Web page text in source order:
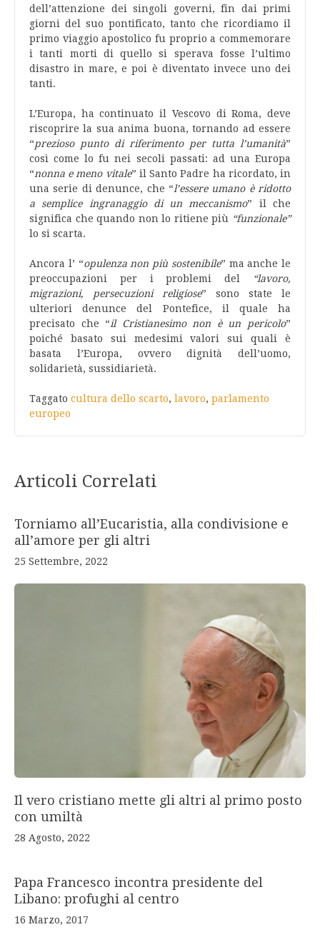
dell’attenzione dei singoli governi, fin dai primi
giorni del suo pontificato, tanto che ricordiamo il
primo viaggio apostolico fu proprio a commemorare
i tanti morti di quello si sperava fosse l’ultimo
disastro in mare, e poi è diventato invece uno dei
tanti.
L’Europa, ha continuato il Vescovo di Roma, deve
riscoprire la sua anima buona, tornando ad essere
“prezioso punto di riferimento per tutta l’umanità”
così come lo fu nei secoli passati: ad una Europa
“nonna e meno vitale” il Santo Padre ha ricordato, in
una serie di denunce, che “l’essere umano è ridotto
a semplice ingranaggio di un meccanismo” il che
significa che quando non lo ritiene più “funzionale”
lo si scarta.
Ancora l’ “opulenza non più sostenibile” ma anche le
preoccupazioni per i problemi del
“lavoro,
migrazioni, persecuzioni religiose” sono state le
ulteriori denunce del Pontefice, il quale ha
precisato che “il Cristianesimo non è un pericolo”
poiché basato sui medesimi valori sui quali è
basata l’Europa, ovvero dignità dell’uomo,
solidarietà, sussidiarietà.
Taggato cultura dello scarto, lavoro, parlamento
europeo
Articoli Correlati
Torniamo all’Eucaristia, alla condivisione e
all’amore per gli altri
25 Settembre, 2022
Il vero cristiano mette gli altri al primo posto
con umiltà
28 Agosto, 2022
Papa Francesco incontra presidente del
Libano: profughi al centro
16 Marzo, 2017